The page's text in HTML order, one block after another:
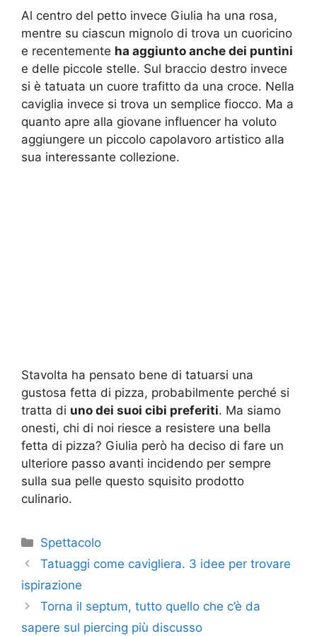
Al centro del petto invece Giulia ha una rosa,
mentre su ciascun mignolo di trova un cuoricino
e recentemente ha aggiunto anche dei puntini
e delle piccole stelle. Sul braccio destro invece
si è tatuata un cuore trafitto da una croce. Nella
caviglia invece si trova un semplice fiocco. Ma a
quanto apre alla giovane influencer ha voluto
aggiungere un piccolo capolavoro artistico alla
sua interessante collezione.
Stavolta ha pensato bene di tatuarsi una
gustosa fetta di pizza, probabilmente perché si
tratta di uno dei suoi cibi preferiti. Ma siamo
onesti, chi di noi riesce a resistere una bella
fetta di pizza? Giulia però ha deciso di fare un
ulteriore passo avanti incidendo per sempre
sulla sua pelle questo squisito prodotto
culinario.
Categorie
Spettacolo
Tatuaggi come cavigliera. 3 idee per trovare
ispirazione
Torna il septum, tutto quello che c’è da
sapere sul piercing più discusso